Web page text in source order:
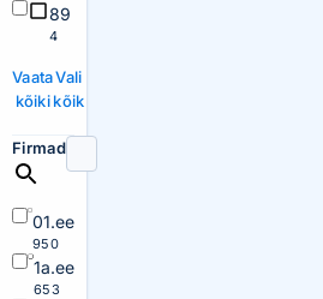
89
4
Vaata
kõiki
Vali
kõik
Firmad
01.ee
950
1a.ee
653